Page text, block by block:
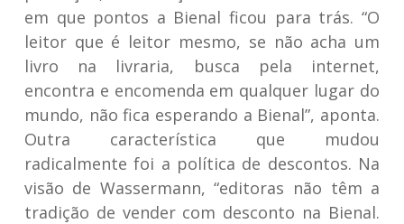
em que pontos a Bienal ficou para trás. “O
leitor que é leitor mesmo, se não acha um
livro na livraria, busca pela internet,
encontra e encomenda em qualquer lugar do
mundo, não fica esperando a Bienal”, aponta.
Outra característica que mudou
radicalmente foi a política de descontos. Na
visão de Wassermann, “editoras não têm a
tradição de vender com desconto na Bienal.